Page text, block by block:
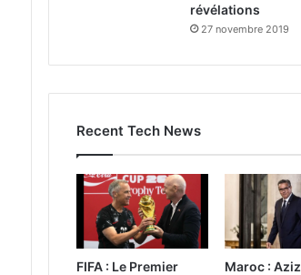
révélations
27 novembre 2019
Recent Tech News
FIFA : Le Premier
Maroc : Aziz